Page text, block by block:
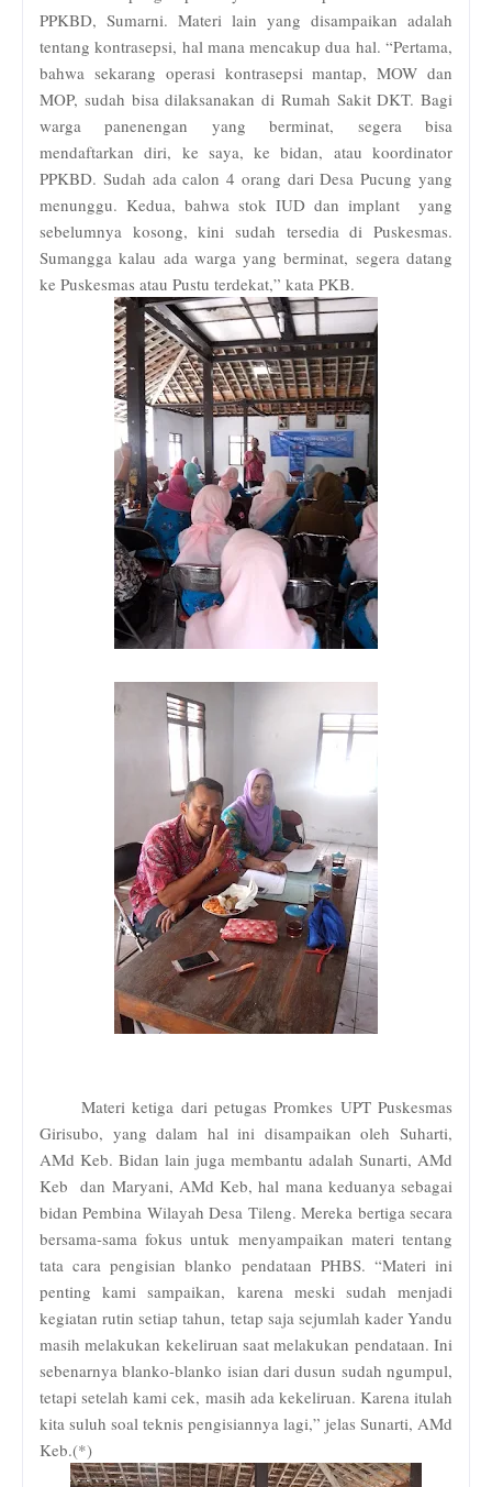
PPKBD, Sumarni. Materi lain yang disampaikan adalah
tentang kontrasepsi, hal mana mencakup dua hal. “Pertama,
bahwa sekarang operasi kontrasepsi mantap, MOW dan
MOP, sudah bisa dilaksanakan di Rumah Sakit DKT. Bagi
warga panenengan yang berminat, segera bisa
mendaftarkan diri, ke saya, ke bidan, atau koordinator
PPKBD. Sudah ada calon 4 orang dari Desa Pucung yang
menunggu. Kedua, bahwa stok IUD dan implant yang
sebelumnya kosong, kini sudah tersedia di Puskesmas.
Sumangga kalau ada warga yang berminat, segera datang
ke Puskesmas atau Pustu terdekat,” kata PKB.
Materi ketiga dari petugas Promkes UPT Puskesmas
Girisubo, yang dalam hal ini disampaikan oleh Suharti,
AMd Keb. Bidan lain juga membantu adalah Sunarti, AMd
Keb dan Maryani, AMd Keb, hal mana keduanya sebagai
bidan Pembina Wilayah Desa Tileng. Mereka bertiga secara
bersama-sama fokus untuk menyampaikan materi tentang
tata cara pengisian blanko pendataan PHBS. “Materi ini
penting kami sampaikan, karena meski sudah menjadi
kegiatan rutin setiap tahun, tetap saja sejumlah kader Yandu
masih melakukan kekeliruan saat melakukan pendataan. Ini
sebenarnya blanko-blanko isian dari dusun sudah ngumpul,
tetapi setelah kami cek, masih ada kekeliruan. Karena itulah
kita suluh soal teknis pengisiannya lagi,” jelas Sunarti, AMd
Keb.(*)